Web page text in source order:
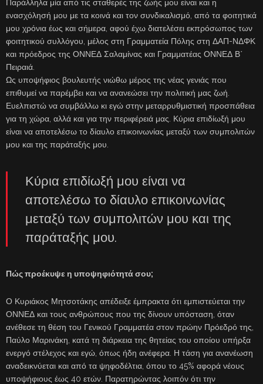
Παράλληλα μία από τις σταθερές της ζωής μου είναι και η
ενασχόλησή μου με τα κοινά και τον συνδικαλισμό, από τα φοιτητικά
μου χρόνια έως και σήμερα, αφού έχω διατελέσει εκπρόσωπος των
φοιτητικού συλλόγου, μέλος στη Γραμματεία Πόλης στη ΔΑΠ-ΝΔΦΚ
και πρόεδρος της ΟΝΝΕΔ Σαλαμίνας και Γραμματέας ΟΝΝΕΔ Β΄
Πειραιά.
Ως υποψήφιος βουλευτής νιώθω μέρος της νέας γενιάς που
επιθυμεί να παρέμβει και να ανανεώσει την πολιτική μας ζωή.
Ευελπιστώ να συμβάλλω κι εγώ στην μεταρρυθμιστική προσπάθεια
για τη χώρα, αλλά και για την περιφέρειά μας. Κύρια επιδίωξή μου
είναι να αποτελέσω το δίαυλο επικοινωνίας μεταξύ των συμπολιτών
μου και της παράταξής μου.
Κύρια επιδίωξή μου είναι να
αποτελέσω το δίαυλο επικοινωνίας
μεταξύ των συμπολιτών μου και της
παράταξής μου.
Πώς προέκυψε η υποψηφιότητά σου;
Ο Κυριάκος Μητσοτάκης απέδειξε έμπρακτα ότι εμπιστεύεται την
ΟΝΝΕΔ και τους ανθρώπους που της δίνουν υπόσταση, όταν
ανέθεσε τη θέση του Γενικού Γραμματέα στον πρώην Πρόεδρό της,
Παύλο Μαρινάκη, κατά τη διάρκεια της θητείας του οποίου υπήρξα
ενεργό στέλεχος και εγώ, όπως ήδη ανέφερα. Η τάση για ανανέωση
αναδεικνύεται και από τα ψηφοδέλτια, όπου το 45% αφορά νέους
υποψήφιους έως 40 ετών. Παρατηρώντας λοιπόν ότι την